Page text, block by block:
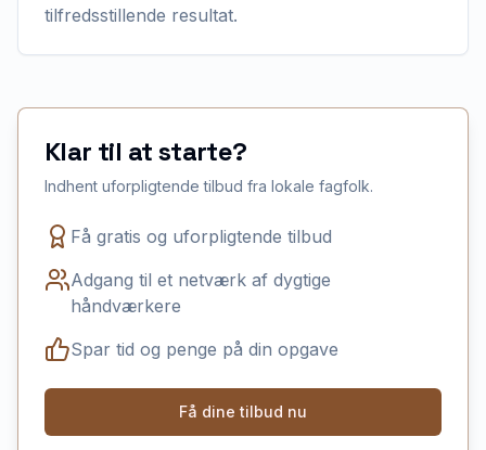
tilfredsstillende resultat.
Klar til at starte?
Indhent uforpligtende tilbud fra lokale fagfolk.
Få gratis og uforpligtende tilbud
Adgang til et netværk af dygtige
håndværkere
Spar tid og penge på din opgave
Få dine tilbud nu